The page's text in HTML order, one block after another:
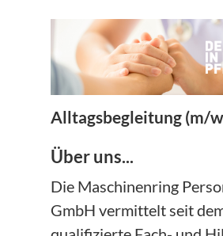
Alltagsbegleitung (m/
Über uns...
Die Maschinenring
GmbH vermittelt seit